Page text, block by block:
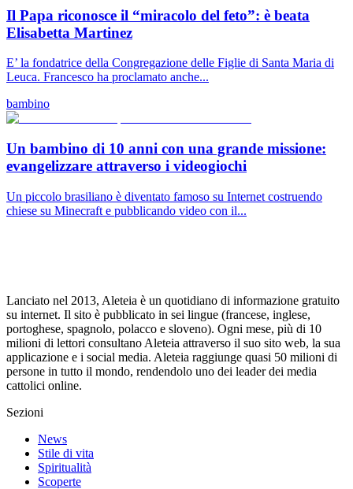
Il Papa riconosce il “miracolo del feto”: è beata
Elisabetta Martinez
E’ la fondatrice della Congregazione delle Figlie di Santa Maria di
Leuca. Francesco ha proclamato anche...
bambino
Un bambino di 10 anni con una grande missione:
evangelizzare attraverso i videogiochi
Un piccolo brasiliano è diventato famoso su Internet costruendo
chiese su Minecraft e pubblicando video con il...
Lanciato nel 2013, Aleteia è un quotidiano di informazione gratuito
su internet. Il sito è pubblicato in sei lingue (francese, inglese,
portoghese, spagnolo, polacco e sloveno). Ogni mese, più di 10
milioni di lettori consultano Aleteia attraverso il suo sito web, la sua
applicazione e i social media. Aleteia raggiunge quasi 50 milioni di
persone in tutto il mondo, rendendolo uno dei leader dei media
cattolici online.
Sezioni
News
Stile di vita
Spiritualità
Scoperte